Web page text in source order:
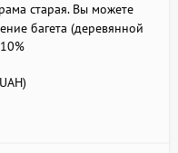
старая. Вы можете
багета (деревянной
)